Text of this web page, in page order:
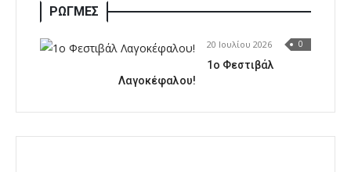
ΡΩΓΜΕΣ
20 Ιουλίου 2026 0
1o Φεστιβάλ
Λαγοκέφαλου!